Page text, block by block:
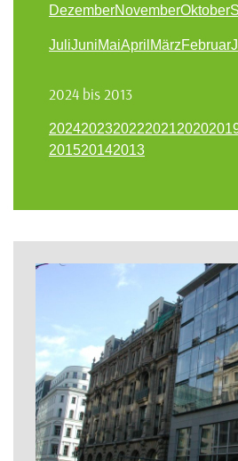
DezemberNovemberOktober
JuliJuniMaiApril MärzFebruar
2024 bis 2013
20242023202220212020
201520142013